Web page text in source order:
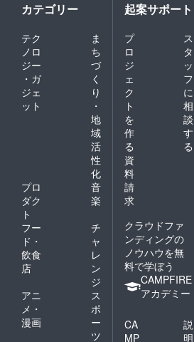
カテゴリー
テク
ノロ
ジー
・ガ
ジェ
ット
ま
ち
づ
く
り
・
地
域
活
性
化
プロ
ダク
ト
音
楽
フー
ド・
飲食
店
チ
ャ
レ
ン
ジ
アニ
メ・
漫画
ス
ポ
ー
ツ
起案サポート
プ
ロ
ジ
ェ
ク
ト
を
作
る
ス
タ
ッ
フ
に
相
談
す
る
資
料
請
求
クラウドファ
ンディングの
ノウハウを無
料で学ぼう
CAMPFIRE
アカデミー
CA
MP
説
明